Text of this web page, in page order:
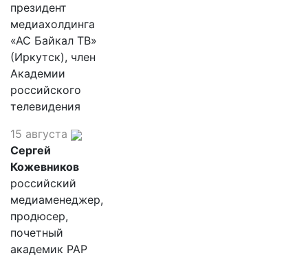
президент
медиахолдинга
«АС Байкал ТВ»
(Иркутск), член
Академии
российского
телевидения
15 августа
Сергей
Кожевников
российский
медиаменеджер,
продюсер,
почетный
академик РАР